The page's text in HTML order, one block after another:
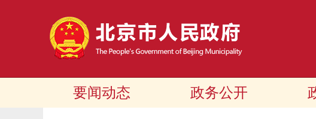
要闻动态 政务公开